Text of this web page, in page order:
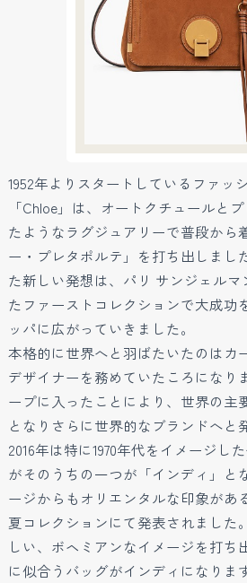
1952年よりスタートしているファッ
「Chloe」は、オートクチュールと
たようなラグジュアリーで普段から
ー・プレタポルテ」を打ち出しまし
た新しい発想は、パリ サンジェル
たファーストコレクションで大成功
ッパに広がっていきました。
本格的に世界へと羽ばたいたのはカ
デザイナーを務めていたころになり
ープに入ったことにより、世界の主
となりさらに世界的なブランドへと
2016年は特に1970年代をイメージし
がそのうちの一つが「インディ」と
ージからもオリエンタルな印象があ
夏コレクションにて発表されました
しい、ボヘミアンなイメージを打ち
に似合うバッグがインディになりま